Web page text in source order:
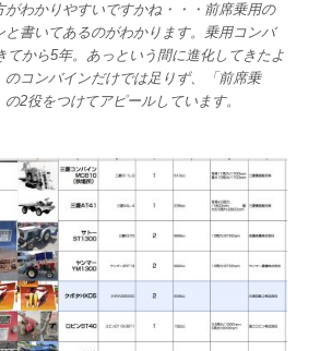
がわかりやすいですかね・・・前席乗用の
と書いてあるのがわかります。乗用コンバ
てから5年。あっという間に進化してきたよ
のコンバインだけでは足りず、「前席乗
2役をつけてアピールしています。